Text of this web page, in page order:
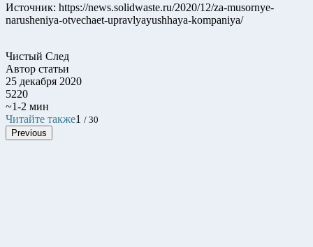
Источник: https://news.solidwaste.ru/2020/12/za-musornye-
narusheniya-otvechaet-upravlyayushhaya-kompaniya/
Чистый След
Автор статьи
25 декабря 2020
5220
~1-2 мин
Читайте также1 / 30
Previous